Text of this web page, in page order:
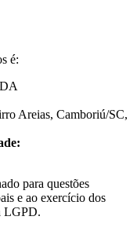
é:
Areias, Camboriú/SC,
para questões
e ao exercício dos
LGPD.